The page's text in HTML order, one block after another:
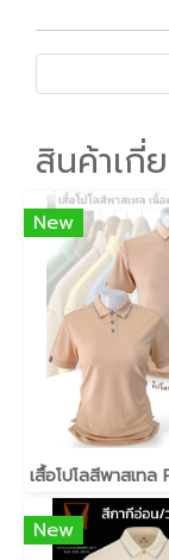
สินค้าเกี่
New
New